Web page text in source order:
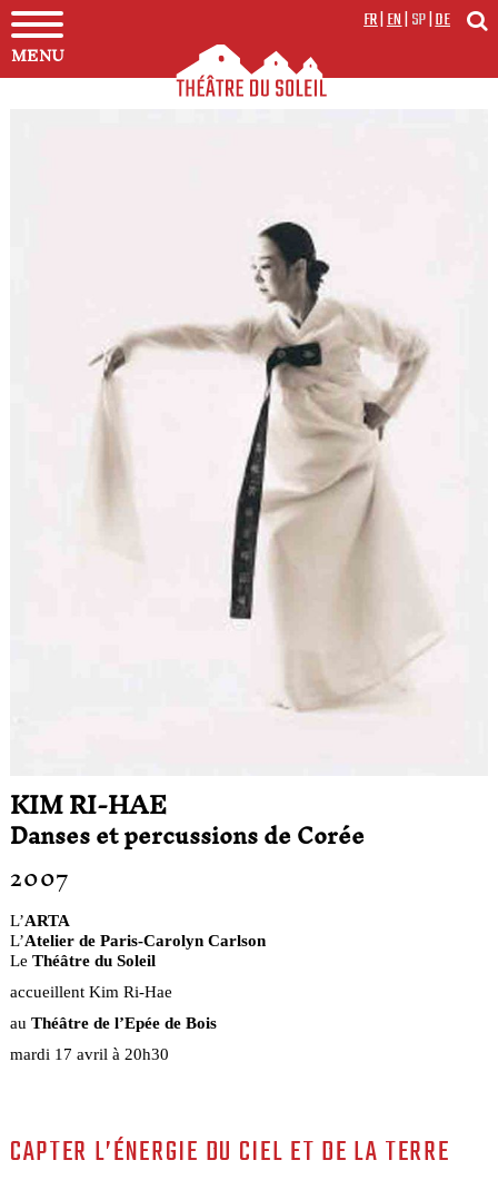
MENU
FR|EN|SP|DE
KIM RI-HAE
Danses et percussions de Corée
2007
L’ARTA
L’Atelier de Paris-Carolyn Carlson
Le Théâtre du Soleil
accueillent Kim Ri-Hae
au Théâtre de l’Epée de Bois
mardi 17 avril à 20h30
CAPTER L’ÉNERGIE DU CIEL ET DE LA TERRE